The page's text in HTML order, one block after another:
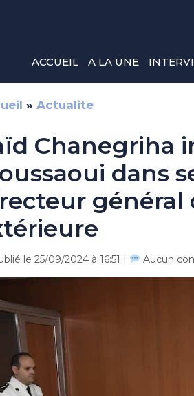
ACCUEIL A LA UNE
» Actualite
Chanegriha
dans
général
le 25/09/2024 à 16:51 | Aucun